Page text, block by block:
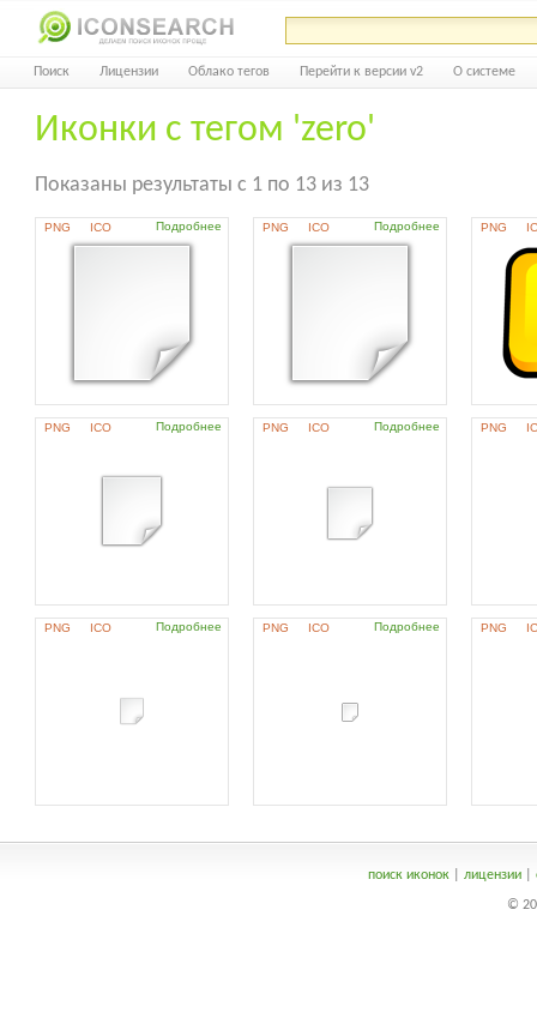
Поиск Лицензии Облако тегов Перейти к версии v2 О системе
Иконки с тегом 'zero'
Показаны результаты с 1 по 13 из 13
PNG ICO Подробнее PNG ICO Подробнее PNG
PNG ICO Подробнее PNG ICO Подробнее PNG
PNG ICO Подробнее PNG ICO Подробнее PNG
поиск иконок| лицензии|
©